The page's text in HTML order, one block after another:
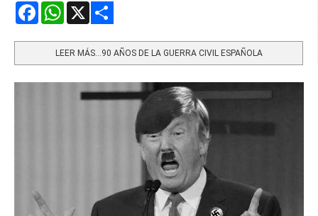
FacebookWhatsApp
LEER MÁS…90 AÑOS DE LA GUERRA CIVIL ESPAÑOLA